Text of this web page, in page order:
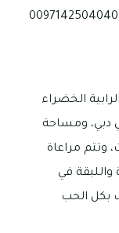
الخضراء
دبي، ومساحة
وتتم مراعاة
واللبقة في
بكل الحب